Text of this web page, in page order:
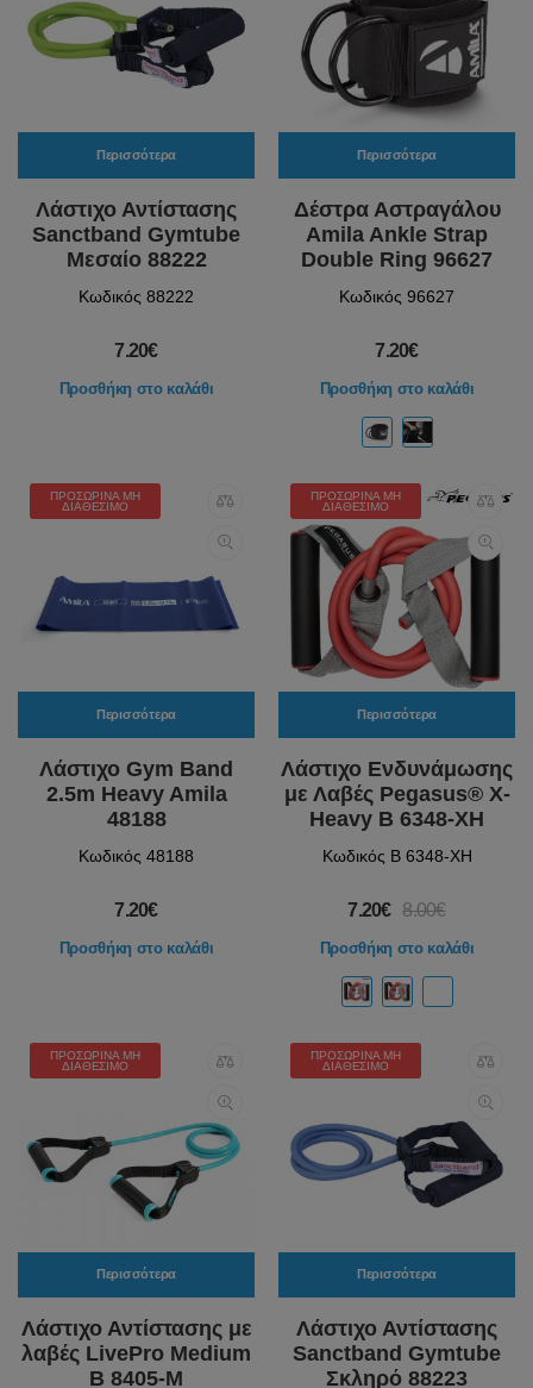
Περισσότερα
Λάστιχο Αντίστασης
Sanctband Gymtube
Μεσαίο 88222
Κωδικός 88222
7.20€
Προσθήκη στο καλάθι
Περισσότερα
Δέστρα Αστραγάλου
Amila Ankle Strap
Double Ring 96627
Κωδικός 96627
7.20€
Προσθήκη στο καλάθι
ΠΡΟΣΩΡΙΝΆ ΜΗ
ΔΙΑΘΈΣΙΜΟ
Περισσότερα
Λάστιχο Gym Band
2.5m Heavy Amila
48188
Κωδικός 48188
7.20€
Προσθήκη στο καλάθι
ΠΡΟΣΩΡΙΝΆ ΜΗ
ΔΙΑΘΈΣΙΜΟ
Περισσότερα
Λάστιχο Ενδυνάμωσης
με Λαβές Pegasus® X-
Heavy Β 6348-XH
Κωδικός Β 6348-XH
7.20€ 8.00€
Προσθήκη στο καλάθι
ΠΡΟΣΩΡΙΝΆ ΜΗ
ΔΙΑΘΈΣΙΜΟ
Περισσότερα
Λάστιχο Αντίστασης με
λαβές LivePro Medium
Β 8405-M
ΠΡΟΣΩΡΙΝΆ ΜΗ
ΔΙΑΘΈΣΙΜΟ
Περισσότερα
Λάστιχο Αντίστασης
Sanctband Gymtube
Σκληρό 88223